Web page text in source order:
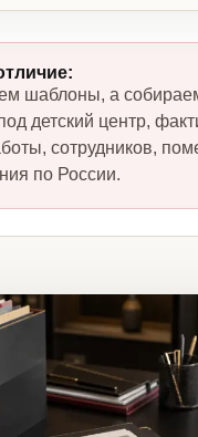
шаблоны, а
детский центр,
сотрудников,
по России.